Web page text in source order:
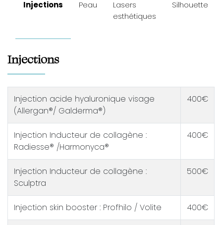
Injections Peau
Lasers
esthétiques
Silhouette
Injections
Injection acide hyaluronique visage
(Allergan®/ Galderma®)
400€
Injection Inducteur de collagène :
Radiesse® /Harmonyca®
400€
Injection Inducteur de collagène :
Sculptra
500€
Injection skin booster : Profhilo / Volite 400€